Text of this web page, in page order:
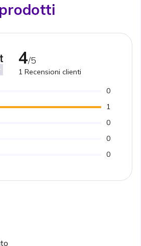
4/5
1 Recensioni clienti
0
1
0
0
0